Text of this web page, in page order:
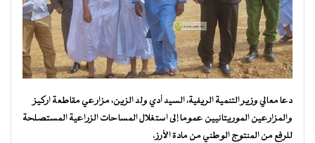
دعا معالي وزير التنمية الريفية، السيد أدي ولد الزين، مزارعي مقاطعة اركيز
والمزارعين الموريتانيين عموما إلى استغلال المساحات الزراعية المستصلحة
للرفع من المنتوج الوطني من مادة الأرز.